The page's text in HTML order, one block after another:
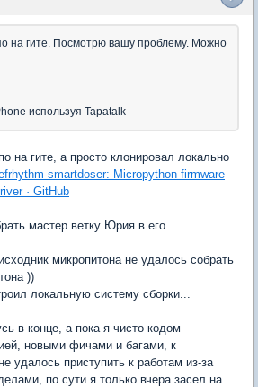
на гите. Посмотрю вашу проблему. Можно
используя Tapatalk
на гите, а просто клонировал локально
smartdoser: Micropython firmware
· GitHub
мастер ветку Юрия в его
микропитона не удалось собрать
))
локальную систему сборки...
в конце, а пока я чисто кодом
новыми фичами и багами, к
удалось приступить к работам из-за
по сути я только вчера засел на